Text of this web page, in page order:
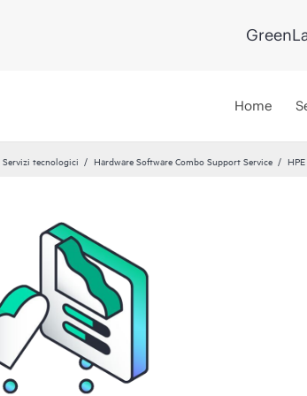
Home
Servizi tecnologici Hardware Software Combo Support Service